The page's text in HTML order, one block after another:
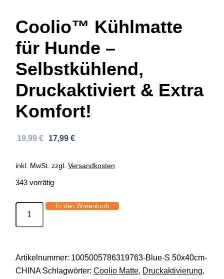
Coolio™ Kühlmatte
für Hunde –
Selbstkühlend,
Druckaktiviert & Extra
Komfort!
Ursprünglicher
war:
19,99 €
Aktueller
ist:
17,99 €
inkl. MwSt. zzgl. Versandkosten
343 vorrätig
Coolio™
–
Selbstkühlend,
In den Warenkorb
Artikelnummer: 1005005786319763-Blue-S 50x40cm-
CHINA Schlagwörter: Coolio Matte, Druckaktivierung,